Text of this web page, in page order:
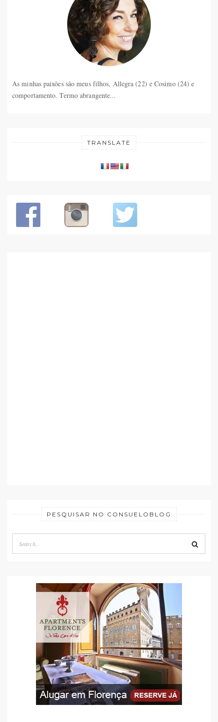
As minhas paixões são meus filhos, Allegra (22) e Cosimo (24) e
comportamento. Termo abrangente...
TRANSLATE
PESQUISAR NO CONSUELOBLOG